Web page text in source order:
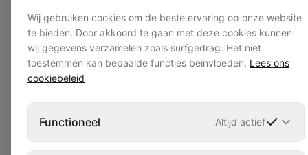
Materiaal moet bestand zijn tegen stof, vocht en
mechanische belasting
Aansluitpunten moeten makkelijk verplaatsbaar
Systemen moeten aansluiten op groeiende
bouwfasen
Wij gebruiken cookies om de beste ervaring op onze website
te bieden. Door akkoord te gaan met deze cookies kunnen
wij gegevens verzamelen zoals surfgedrag. Het niet
toestemmen kan bepaalde functies beïnvloeden. Lees ons
cookiebeleid
Functioneel Altijd actief